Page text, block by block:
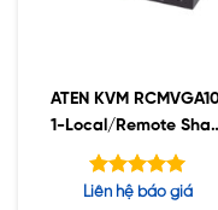
ATEN KVM
1-Local/Remote
Access Single Port
VGA
Được xếp
Liên hệ báo giá